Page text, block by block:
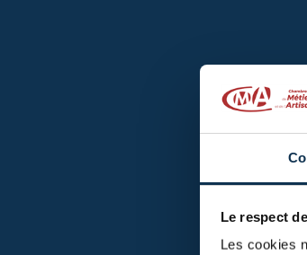
Le respect
Les cookies